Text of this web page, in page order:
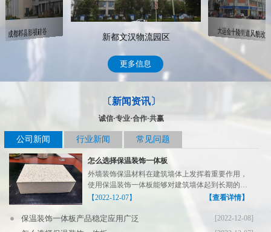
成都郫县影视硅谷 新都文汉物流园区 大运会十陵街道风貌改造
更多信息
〔新闻资讯〕
诚信·专业·合作·共赢
公司新闻 行业新闻 常见问题
怎么选择保温装饰一体板
外墙装饰保温材料在建筑墙体上发挥着重要作用，
使用保温装饰一体板能够对建筑墙体起到长期的保
温装饰作用，在...
【2022-12-07】 【查看详情】
[2022-12-08]
保温装饰一体板产品稳定应用广泛